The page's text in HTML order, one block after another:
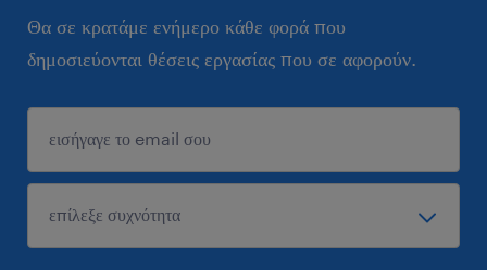
Θα σε κρατάμε ενήμερο κάθε φορά που
δημοσιεύονται θέσεις εργασίας που σε αφορούν.